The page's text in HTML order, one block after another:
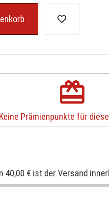
redeem
Keine Prämienpunkte für
40,00 € ist der Versand